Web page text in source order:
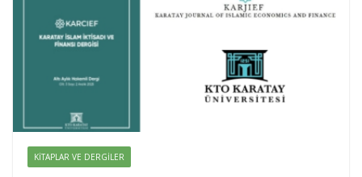
KITAPLAR VE DERGILER